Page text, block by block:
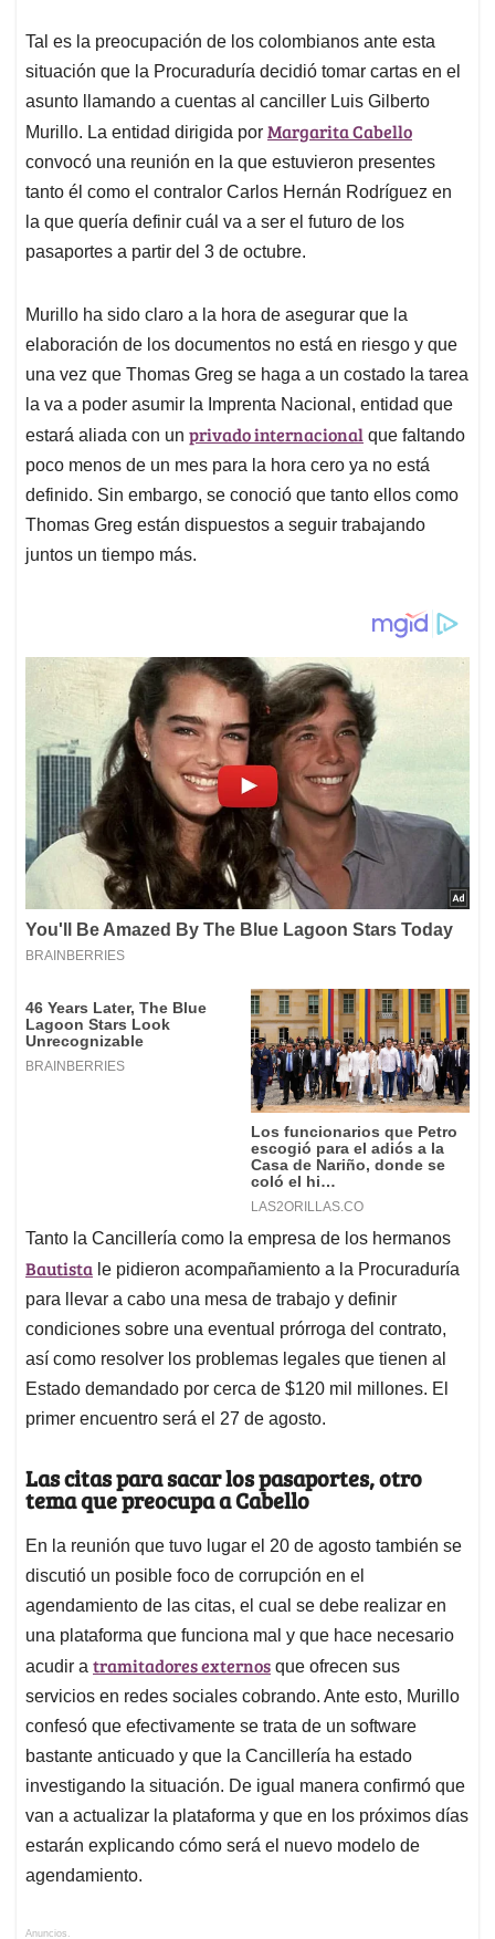
Tal es la preocupación de los colombianos ante esta
situación que la Procuraduría decidió tomar cartas en el
asunto llamando a cuentas al canciller Luis Gilberto
Murillo. La entidad dirigida por Margarita Cabello
convocó una reunión en la que estuvieron presentes
tanto él como el contralor Carlos Hernán Rodríguez en
la que quería definir cuál va a ser el futuro de los
pasaportes a partir del 3 de octubre.
Murillo ha sido claro a la hora de asegurar que la
elaboración de los documentos no está en riesgo y que
una vez que Thomas Greg se haga a un costado la tarea
la va a poder asumir la Imprenta Nacional, entidad que
estará aliada con un privado internacional que faltando
poco menos de un mes para la hora cero ya no está
definido. Sin embargo, se conoció que tanto ellos como
Thomas Greg están dispuestos a seguir trabajando
juntos un tiempo más.
Tanto la Cancillería como la empresa de los hermanos
Bautista le pidieron acompañamiento a la Procuraduría
para llevar a cabo una mesa de trabajo y definir
condiciones sobre una eventual prórroga del contrato,
así como resolver los problemas legales que tienen al
Estado demandado por cerca de $120 mil millones. El
primer encuentro será el 27 de agosto.
Las citas para sacar los pasaportes, otro
tema que preocupa a Cabello
En la reunión que tuvo lugar el 20 de agosto también se
discutió un posible foco de corrupción en el
agendamiento de las citas, el cual se debe realizar en
una plataforma que funciona mal y que hace necesario
acudir a tramitadores externos que ofrecen sus
servicios en redes sociales cobrando. Ante esto, Murillo
confesó que efectivamente se trata de un software
bastante anticuado y que la Cancillería ha estado
investigando la situación. De igual manera confirmó que
van a actualizar la plataforma y que en los próximos días
estarán explicando cómo será el nuevo modelo de
agendamiento.
Anuncios.